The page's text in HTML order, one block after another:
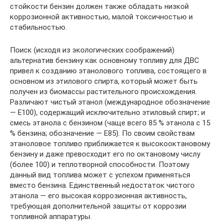
стойкости бензин должен также обладать низкой
коррозионной активностью, малой токсичностью и
стабильностью.
Поиск (исходя из экологических соображений)
альтернатив бензину как основному топливу для ДВС
привел к созданию этанолового топлива, состоящего в
основном из этилового спирта, который может быть
получен из биомассы растительного происхождения.
Различают чистый этанол (международное обозначение
— Е100), содержащий исключительно этиловый спирт; и
смесь этанола с бензином (чаще всего 85 % этанола с 15
% бензина; обозначение — Е85). По своим свойствам
этаноловое топливо приближается к высокооктановому
бензину и даже превосходит его по октановому числу
(более 100) и теплотворной способности. Поэтому
данный вид топлива может с успехом применяться
вместо бензина. Единственный недостаток чистого
этанола — его высокая коррозионная активность,
требующая дополнительной защиты от коррозии
топливной аппаратуры.